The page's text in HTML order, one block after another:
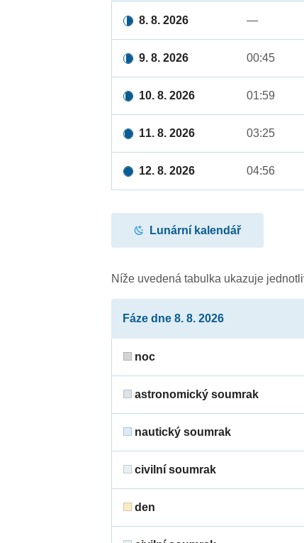
8. 8. 2026 —
9. 8. 2026 00:45
10. 8. 2026 01:59
11. 8. 2026 03:25
12. 8. 2026 04:56
Lunární kalendář
Níže uvedená tabulka ukazuje
Fáze dne 8. 8. 2026
noc
astronomický soumrak
nautický soumrak
civilní soumrak
den